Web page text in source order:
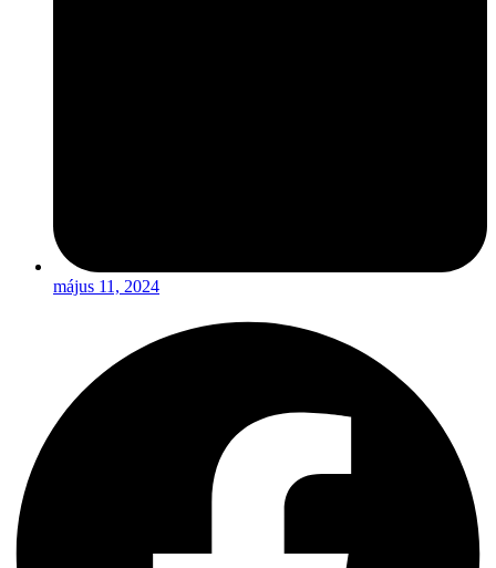
május 11, 2024